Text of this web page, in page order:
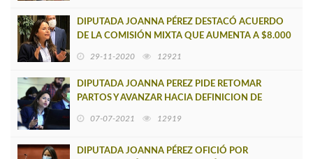
DIPUTADA JOANNA PÉREZ DESTACÓ ACUERDO
DE LA COMISIÓN MIXTA QUE AUMENTA A $8.000
29-11-2020 12921
DIPUTADA JOANNA PEREZ PIDE RETOMAR
PARTOS Y AVANZAR HACIA DEFINICION DE
07-07-2021 12919
DIPUTADA JOANNA PÉREZ OFICIÓ POR